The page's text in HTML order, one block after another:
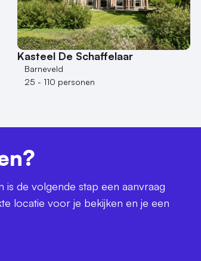
Kasteel De Schaffelaar
Barneveld
25 - 110 personen
is de volgende stap een aanvraag
locatie voor je bekijken en je een